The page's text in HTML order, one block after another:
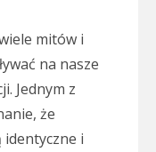
mitów i
na nasze
Jednym z
że
i